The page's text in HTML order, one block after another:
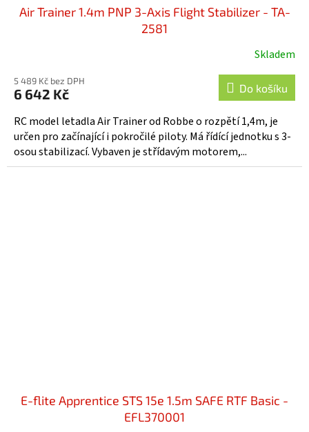
Air Trainer 1.4m PNP 3-Axis Flight Stabilizer - TA-
2581
Skladem
5 489 Kč bez DPH
6 642 Kč Do košíku
RC model letadla Air Trainer od Robbe o rozpětí 1,4m, je
určen pro začínající i pokročilé piloty. Má řídící jednotku s 3-
osou stabilizací. Vybaven je střídavým motorem,...
E-flite Apprentice STS 15e 1.5m SAFE RTF Basic -
EFL370001